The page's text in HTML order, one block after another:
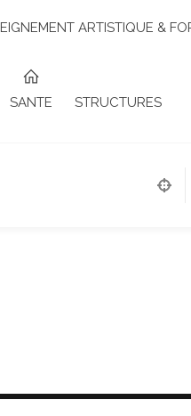
ARTISTIQUE &
SANTE STRUCTURES